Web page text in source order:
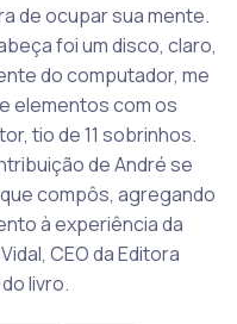
de ocupar sua mente.
foi um disco, claro,
do computador, me
elementos com os
tio de 11 sobrinhos.
de André se
compôs, agregando
à experiência da
CEO da Editora
livro.